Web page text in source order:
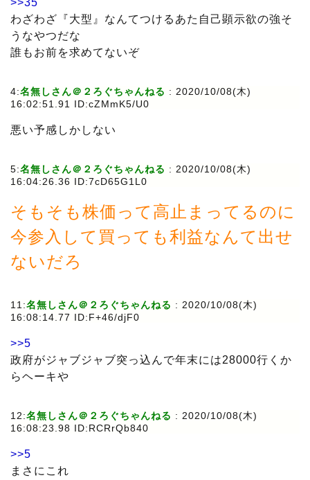
>>35
わざわざ『大型』なんてつけるあた自己顕示欲の強そ
うなやつだな
誰もお前を求めてないぞ
4:名無しさん＠２ろぐちゃんねる : 2020/10/08(木)
16:02:51.91 ID:cZMmK5/U0
悪い予感しかしない
5:名無しさん＠２ろぐちゃんねる : 2020/10/08(木)
16:04:26.36 ID:7cD65G1L0
そもそも株価って高止まってるのに
今参入して買っても利益なんて出せ
ないだろ
11:名無しさん＠２ろぐちゃんねる : 2020/10/08(木)
16:08:14.77 ID:F+46/djF0
>>5
政府がジャブジャブ突っ込んで年末には28000行くか
らヘーキや
12:名無しさん＠２ろぐちゃんねる : 2020/10/08(木)
16:08:23.98 ID:RCRrQb840
>>5
まさにこれ